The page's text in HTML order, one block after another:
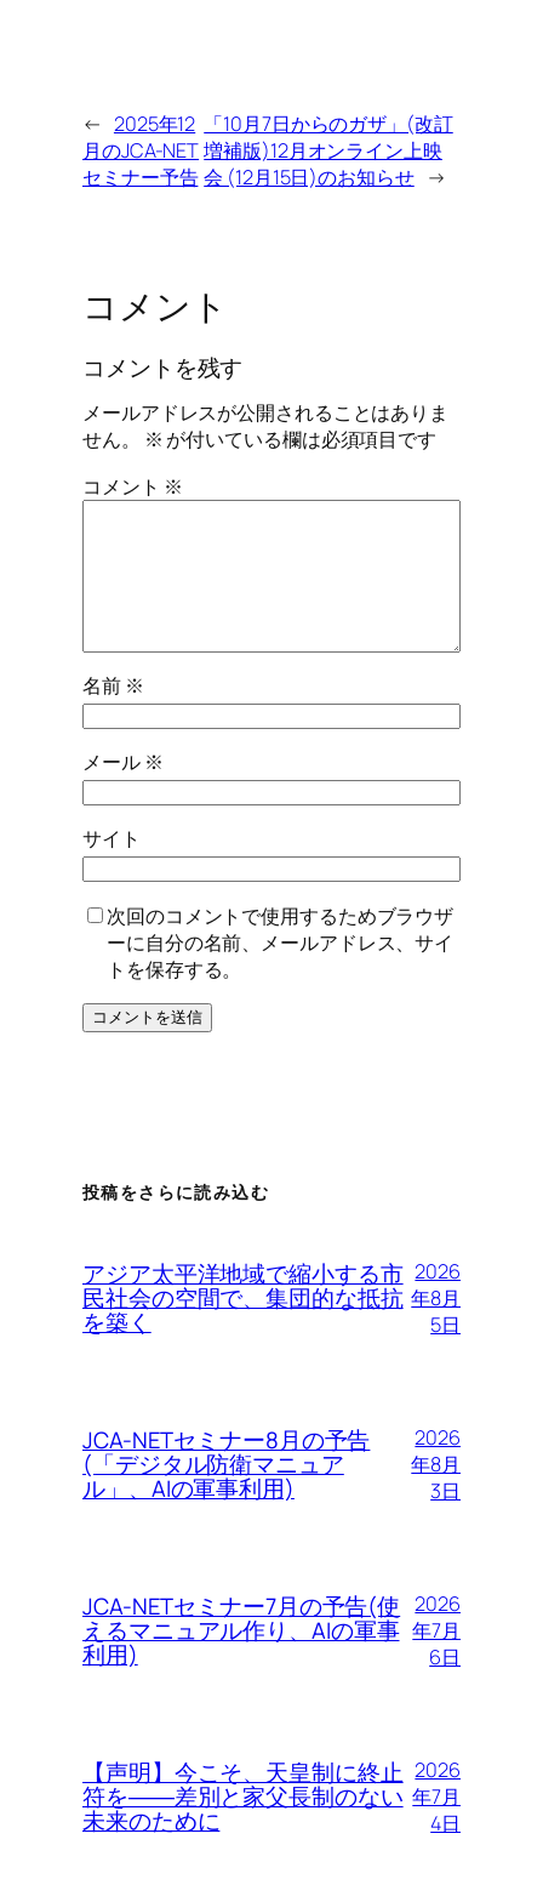
← 2025年12
月のJCA-NET
セミナー予告
「10月7日からのガザ」(改訂
増補版)12月オンライン上映
会 (12月15日)のお知らせ →
コメント
コメントを残す
メールアドレスが公開されることはありま
せん。
※ が付いている欄は必須項目です
コメント ※
名前 ※
メール ※
サイト
次回のコメントで使用するためブラウザ
ーに自分の名前、メールアドレス、サイ
トを保存する。
投稿をさらに読み込む
アジア太平洋地域で縮小する市
民社会の空間で、集団的な抵抗
を築く
2026
年8月
5日
JCA-NETセミナー8月の予告
(「デジタル防衛マニュア
ル」、AIの軍事利用)
2026
年8月
3日
JCA-NETセミナー7月の予告(使
えるマニュアル作り、AIの軍事
利用)
2026
年7月
6日
【声明】今こそ、天皇制に終止
符を――差別と家父長制のない
未来のために
2026
年7月
4日